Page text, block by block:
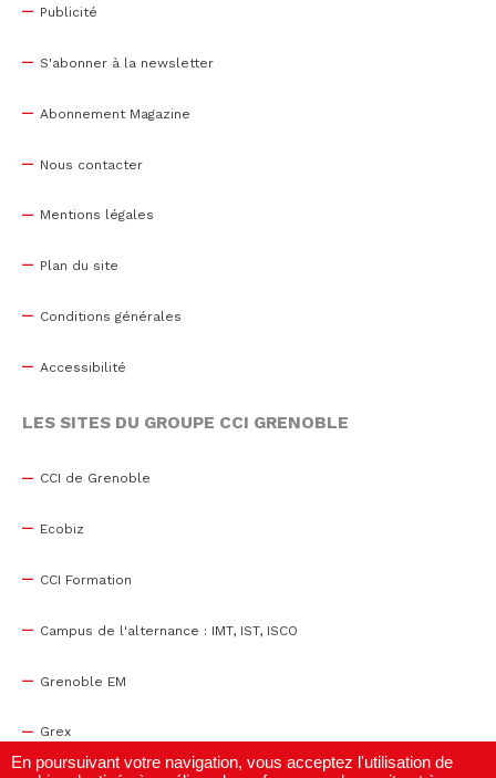
Publicité
S'abonner à la newsletter
Abonnement Magazine
Nous contacter
Mentions légales
Plan du site
Conditions générales
Accessibilité
LES SITES DU GROUPE CCI GRENOBLE
CCI de Grenoble
Ecobiz
CCI Formation
Campus de l'alternance : IMT, IST, ISCO
Grenoble EM
Grex
En poursuivant votre navigation, vous acceptez l'utilisation de